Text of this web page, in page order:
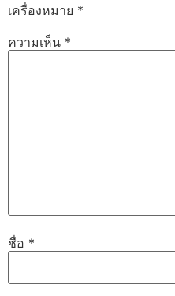
เครื่องหมาย *
ความเห็น *
ชื่อ *